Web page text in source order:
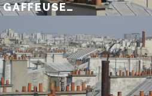
GAFFEUSE…